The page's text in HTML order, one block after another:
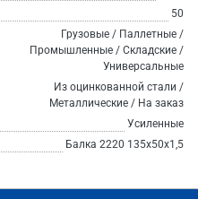
50
Грузовые / Паллетные /
Промышленные / Складские /
Универсальные
Из оцинкованной стали /
Металлические / На заказ
Усиленные
Балка 2220 135х50х1,5